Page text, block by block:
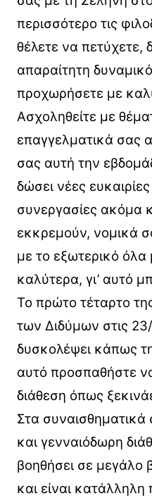
περισσότερο τις
θέλετε να πετύχετε,
απαραίτητη
προχωρήσετε με
Ασχοληθείτε με
επαγγελματικά σας
σας αυτή την
δώσει νέες ευκαιρίες
συνεργασίες ακόμα
εκκρεμούν, νομικά
με το εξωτερικό
καλύτερα, γι’ αυτό
Το πρώτο τέταρτο
των Διδύμων στις
δυσκολέψει κάπως
αυτό προσπαθήστε
διάθεση όπως
Στα
και γενναιόδωρη
βοηθήσει σε μεγάλο
και είναι κατάλληλη